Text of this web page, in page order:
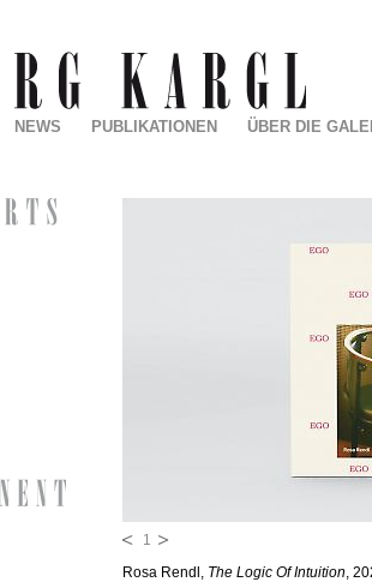
1
Rosa Rendl, The Logic Of Intuition,
NEWS PUBLIKATIONEN ÜBER DIE